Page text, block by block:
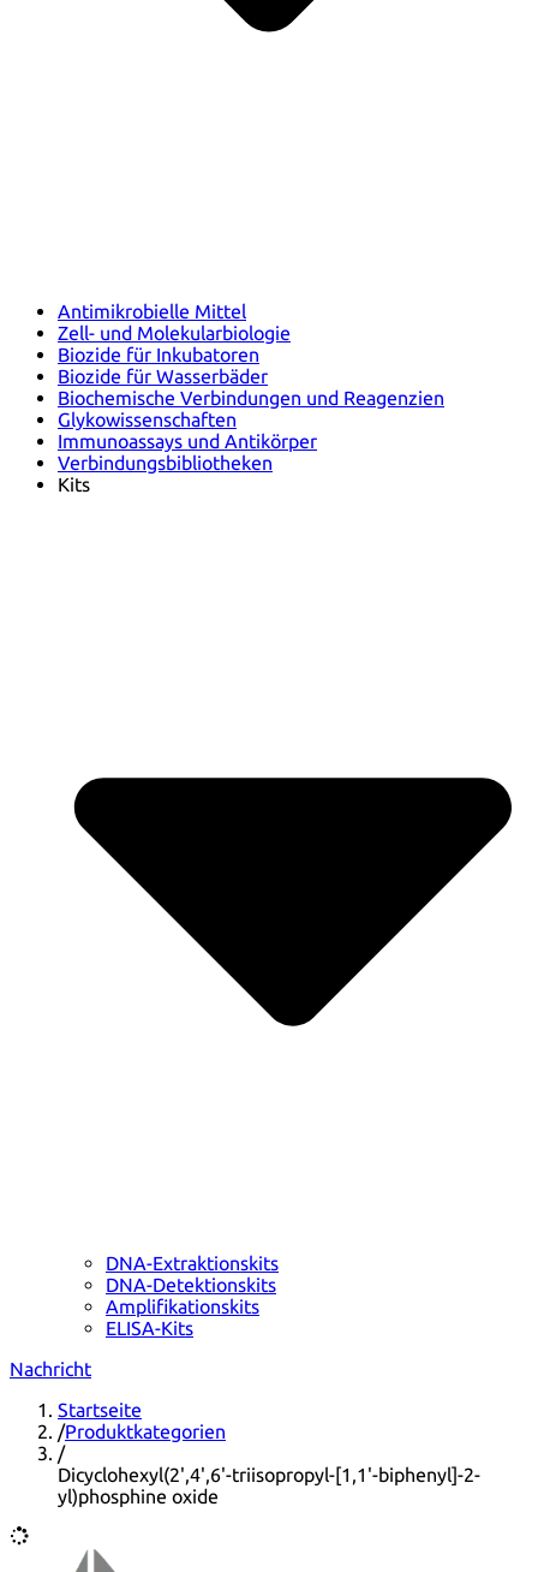
Antimikrobielle Mittel
Zell- und Molekularbiologie
Biozide für Inkubatoren
Biozide für Wasserbäder
Biochemische Verbindungen und Reagenzien
Glykowissenschaften
Immunoassays und Antikörper
Verbindungsbibliotheken
Kits
DNA-Extraktionskits
DNA-Detektionskits
Amplifikationskits
ELISA-Kits
Nachricht
Startseite
/Produktkategorien
/
Dicyclohexyl(2',4',6'-triisopropyl-[1,1'-biphenyl]-2-
yl)phosphine oxide